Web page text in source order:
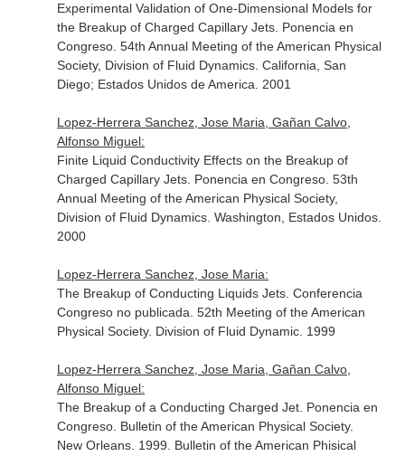
Experimental Validation of One-Dimensional Models for
the Breakup of Charged Capillary Jets. Ponencia en
Congreso. 54th Annual Meeting of the American Physical
Society, Division of Fluid Dynamics. California, San
Diego; Estados Unidos de America. 2001
Lopez-Herrera Sanchez, Jose Maria, Gañan Calvo,
Alfonso Miguel:
Finite Liquid Conductivity Effects on the Breakup of
Charged Capillary Jets. Ponencia en Congreso. 53th
Annual Meeting of the American Physical Society,
Division of Fluid Dynamics. Washington, Estados Unidos.
2000
Lopez-Herrera Sanchez, Jose Maria:
The Breakup of Conducting Liquids Jets. Conferencia
Congreso no publicada. 52th Meeting of the American
Physical Society. Division of Fluid Dynamic. 1999
Lopez-Herrera Sanchez, Jose Maria, Gañan Calvo,
Alfonso Miguel:
The Breakup of a Conducting Charged Jet. Ponencia en
Congreso. Bulletin of the American Physical Society.
New Orleans. 1999. Bulletin of the American Phisical